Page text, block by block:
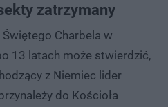
zatrzymany
Charbela w
13 latach może stwierdzić,
z Niemiec lider
do Kościoła